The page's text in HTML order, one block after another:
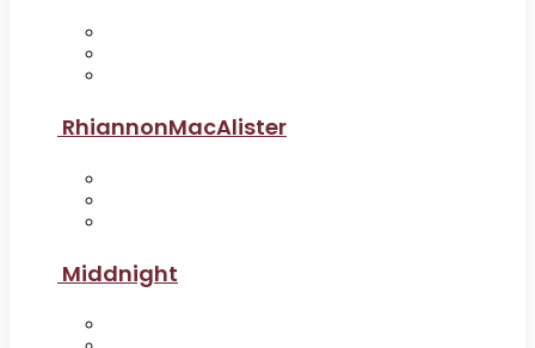
RhiannonMacAlister
Middnight